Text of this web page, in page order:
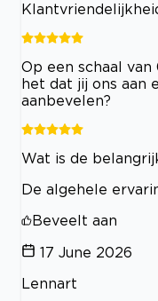
Op een schaal
het dat jij ons aan
aanbevelen?
Wat is de
De algehele
Beveelt aan
17 June 2026
Lennart